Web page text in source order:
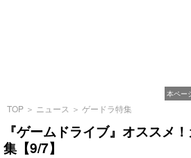
本ペー
TOP ＞ ニュース ＞ ゲードラ特集
『ゲームドライブ』オススメ
集【9/7】